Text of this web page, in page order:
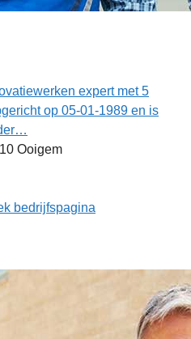
expert met 5
op 05-01-1989 en is
Ooigem
bedrijfspagina